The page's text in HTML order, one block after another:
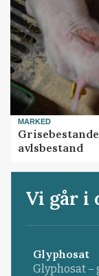
MARKED
avlsbestand
Vi går i
Glyphosat
Glyphosat –